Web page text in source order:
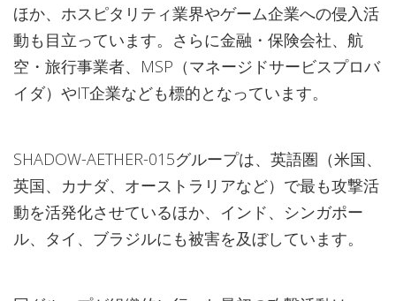
ほか、ホスピタリティ業界やゲーム企業への侵入活
動も目立っています。さらに金融・保険会社、航
空・旅行事業者、MSP（マネージドサービスプロバ
イダ）やIT企業なども標的となっています。
SHADOW-AETHER-015グループは、英語圏（米国、
英国、カナダ、オーストラリアなど）で最も攻撃活
動を活発化させているほか、インド、シンガポー
ル、タイ、ブラジルにも被害を及ぼしています。